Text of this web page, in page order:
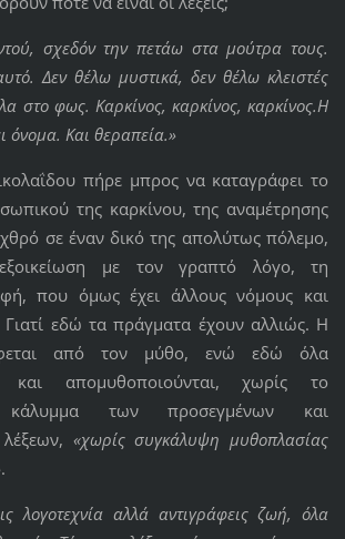
σχεδόν την πετάω στα μούτρα τους.
Δεν θέλω μυστικά, δεν θέλω κλειστές
στο φως. Καρκίνος, καρκίνος, καρκίνος.Η
όνομα. Και θεραπεία.»
πήρε μπρος να καταγράφει το
της καρκίνου, της αναμέτρησης
σε έναν δικό της απολύτως πόλεμο,
με τον γραπτό λόγο, τη
που όμως έχει άλλους νόμους και
εδώ τα πράγματα έχουν αλλιώς. Η
από τον μύθο, ενώ εδώ όλα
και απομυθοποιούνται, χωρίς το
κάλυμμα των προσεγμένων και
«χωρίς συγκάλυψη μυθοπλασίας
.
λογοτεχνία αλλά αντιγράφεις ζωή, όλα